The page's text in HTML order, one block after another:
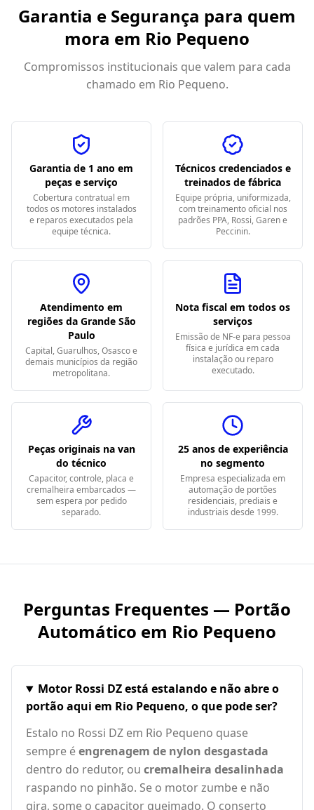
Garantia e Segurança para quem
mora em Rio Pequeno
Compromissos institucionais que valem para cada
chamado em Rio Pequeno.
Garantia de 1 ano em
peças e serviço
Cobertura contratual em
todos os motores instalados
e reparos executados pela
equipe técnica.
Técnicos credenciados e
treinados de fábrica
Equipe própria, uniformizada,
com treinamento oficial nos
padrões PPA, Rossi, Garen e
Peccinin.
Atendimento em
regiões da Grande São
Paulo
Capital, Guarulhos, Osasco e
demais municípios da região
metropolitana.
Nota fiscal em todos os
serviços
Emissão de NF-e para pessoa
física e jurídica em cada
instalação ou reparo
executado.
Peças originais na van
do técnico
Capacitor, controle, placa e
cremalheira embarcados —
sem espera por pedido
separado.
25 anos de experiência
no segmento
Empresa especializada em
automação de portões
residenciais, prediais e
industriais desde 1999.
Perguntas Frequentes — Portão
Automático em Rio Pequeno
Motor Rossi DZ está estalando e não abre o
portão aqui em Rio Pequeno, o que pode ser?
Estalo no Rossi DZ em Rio Pequeno quase
sempre éengrenagem de nylon desgastada
dentro do redutor, ou cremalheira desalinhada
raspando no pinhão. Se o motor zumbe e não
gira, some o capacitor queimado. O conserto